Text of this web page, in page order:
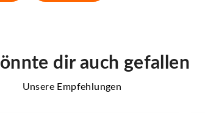
dir auch gefallen
Unsere Empfehlungen